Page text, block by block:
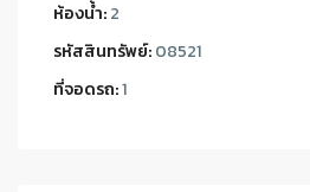
ห้องน้ำ:2
รหัสสินทรัพย์:08521
ที่จอดรถ:1